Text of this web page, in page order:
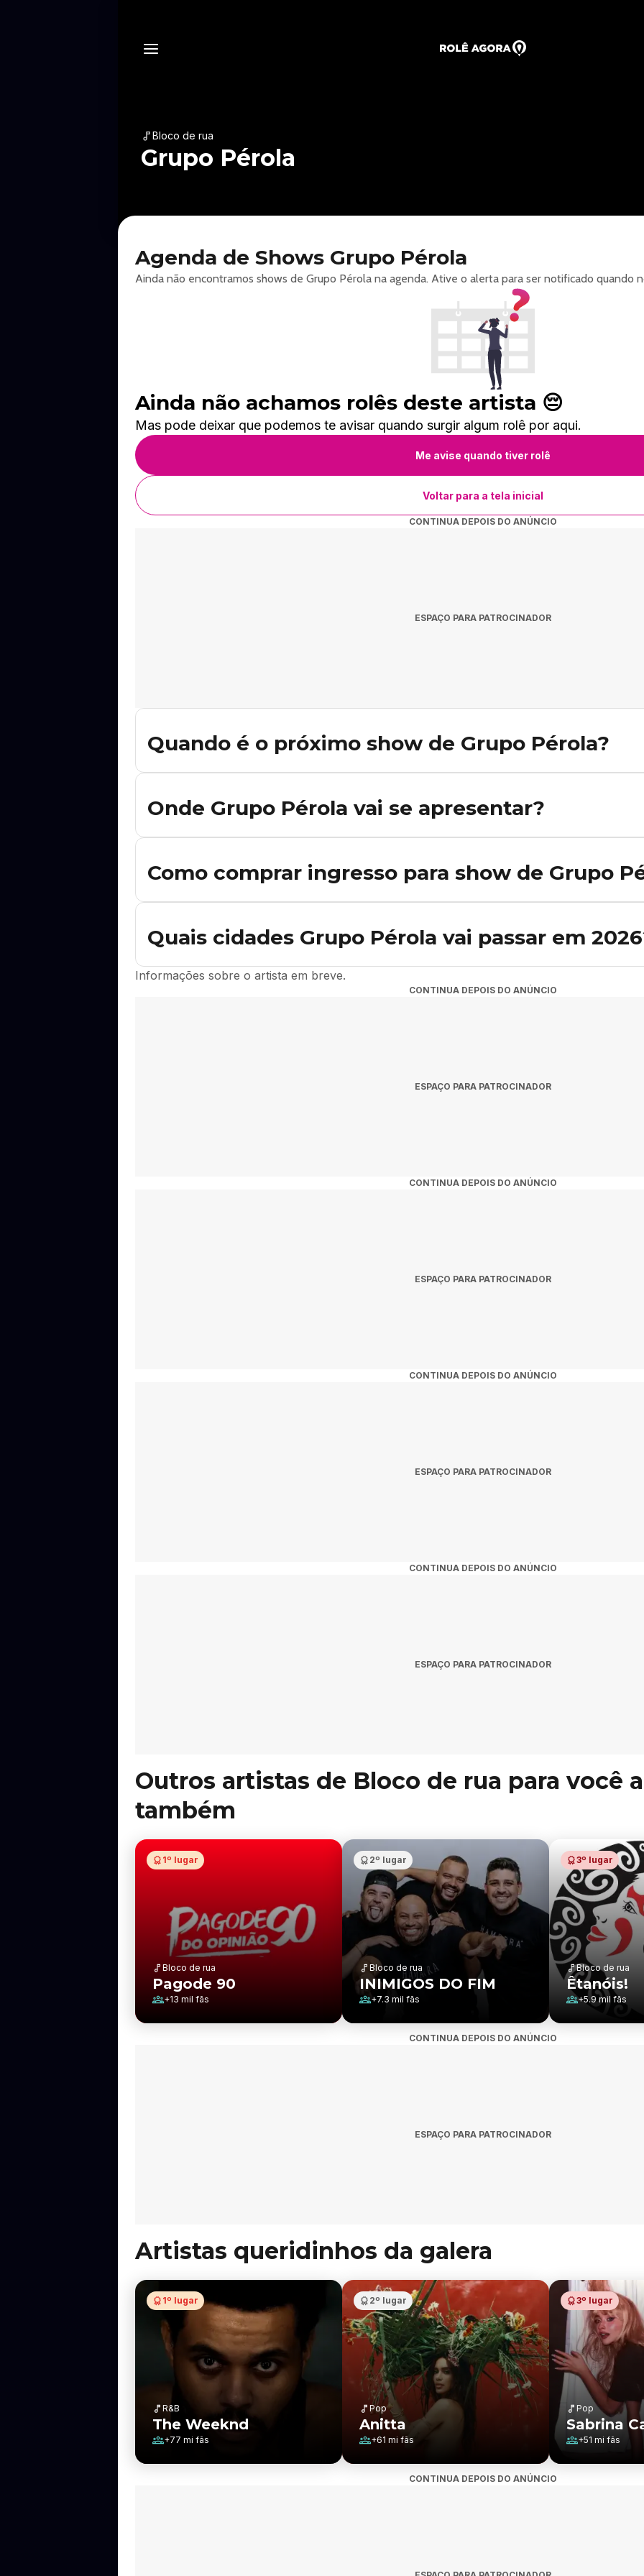
Bloco de rua
Grupo Pérola
Agenda de Shows Grupo Pérola
Ainda não encontramos shows de Grupo Pérola na agenda. Ative o alerta para ser notificado quando
Ainda não achamos rolês deste artista 😔
Mas pode deixar que podemos te avisar quando surgir algum rolê por aqui.
Me avise quando tiver rolê
Voltar para a tela inicial
CONTINUA DEPOIS DO ANÚNCIO
ESPAÇO PARA PATROCINADOR
Quando é o próximo show de Grupo Pérola?
Onde Grupo Pérola vai se apresentar?
Como comprar ingresso para show de Grupo
Quais cidades Grupo Pérola vai passar em
Ainda não há datas de Grupo Pérola confirmadas para 2026 na nossa agenda. Fique atento às novidades
Informações sobre o artista em breve.
CONTINUA DEPOIS DO ANÚNCIO
ESPAÇO PARA PATROCINADOR
CONTINUA DEPOIS DO ANÚNCIO
ESPAÇO PARA PATROCINADOR
CONTINUA DEPOIS DO ANÚNCIO
ESPAÇO PARA PATROCINADOR
CONTINUA DEPOIS DO ANÚNCIO
ESPAÇO PARA PATROCINADOR
Outros artistas de Bloco de rua para você
também
1º lugar
Bloco de rua
Pagode 90
+13 mil fãs
2º lugar
Bloco de rua
INIMIGOS DO FIM
+7.3 mil fãs
3º lugar
Bloco de rua
Êtanóis!
+5.9 mil fãs
CONTINUA DEPOIS DO ANÚNCIO
ESPAÇO PARA PATROCINADOR
Artistas queridinhos da galera
1º lugar
R&B
The Weeknd
+77 mi fãs
2º lugar
Pop
Anitta
+61 mi fãs
3º lugar
Pop
Sabrina
+51 mi fãs
CONTINUA DEPOIS DO ANÚNCIO